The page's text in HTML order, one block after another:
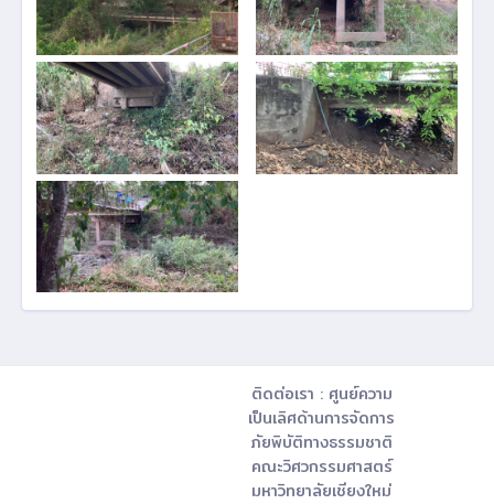
ติดต่อเรา : ศูนย์ความ
เป็นเลิศด้านการจัดการ
ภัยพิบัติทางธรรมชาติ
คณะวิศวกรรมศาสตร์
มหาวิทยาลัยเชียงใหม่